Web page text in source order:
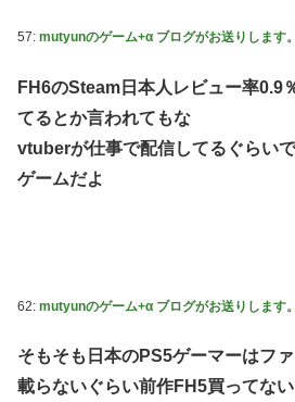
57: mutyunのゲーム+α ブログがお送りします。
FH6のSteam日本人レビュー率0.9
てるとか言われてもな
vtuberが仕事で配信してるぐらい
ゲームだよ
62: mutyunのゲーム+α ブログがお送りします。
そもそも日本のPS5ゲーマーはフ
載らないぐらい前作FH5買ってない